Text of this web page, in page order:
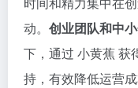
动。 创业团队和中
下，通过 小黄蕉 获
持，有效降低运营